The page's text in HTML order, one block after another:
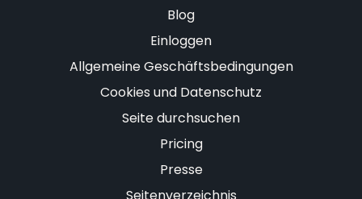
Blog
Einloggen
Allgemeine Geschäftsbedingungen
Cookies und Datenschutz
Seite durchsuchen
Pricing
Presse